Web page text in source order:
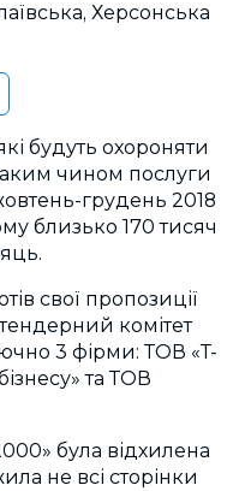
Херсонська
будуть охороняти
чином послуги
грудень 2018
близько 170 тисяч
свої пропозиції
комітет
3 фірми: ТОВ «Т-
та ТОВ
була відхилена
не всі сторінки